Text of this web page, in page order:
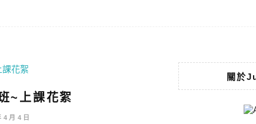
~上課花絮
4 月 4 日
關於